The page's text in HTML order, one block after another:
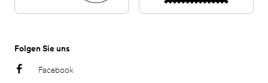
Folgen Sie uns
Facebook